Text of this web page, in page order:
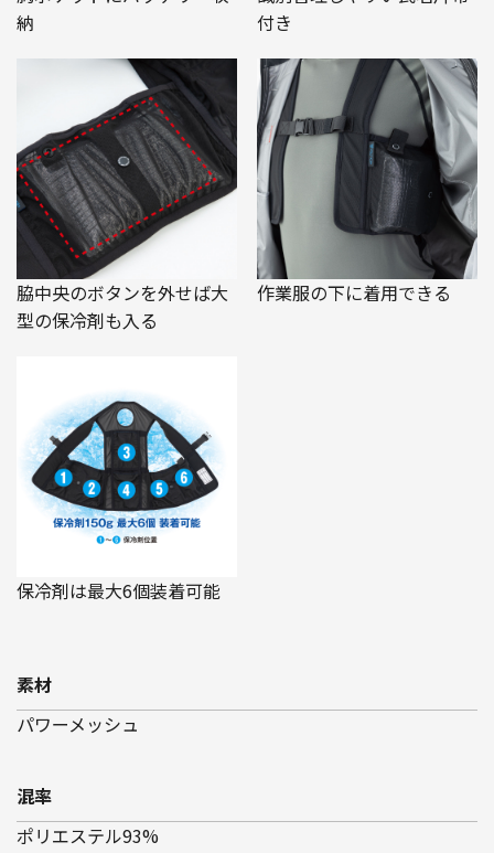
納
付き
脇中央のボタンを外せば大
型の保冷剤も入る
作業服の下に着用できる
保冷剤は最大6個装着可能
素材
パワーメッシュ
混率
ポリエステル93%